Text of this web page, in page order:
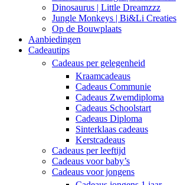
Dinosaurus | Little Dreamzzz
Jungle Monkeys | Bi&Li Creaties
Op de Bouwplaats
Aanbiedingen
Cadeautips
Cadeaus per gelegenheid
Kraamcadeaus
Cadeaus Communie
Cadeaus Zwemdiploma
Cadeaus Schoolstart
Cadeaus Diploma
Sinterklaas cadeaus
Kerstcadeaus
Cadeaus per leeftijd
Cadeaus voor baby’s
Cadeaus voor jongens